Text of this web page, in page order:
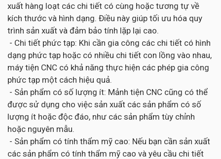
xuất hàng loạt các chi tiết có cùng hoặc tương tự về
kích thước và hình dạng. Điều này giúp tối ưu hóa quy
trình sản xuất và đảm bảo tính lặp lại cao.
- Chi tiết phức tạp: Khi cần gia công các chi tiết có hình
dạng phức tạp hoặc có nhiều chi tiết con lồng vào nhau,
máy tiện CNC có khả năng thực hiện các phép gia công
phức tạp một cách hiệu quả.
- Sản phẩm có số lượng ít: Mảnh tiện CNC cũng có thể
được sử dụng cho việc sản xuất các sản phẩm có số
lượng ít hoặc độc đáo, như các sản phẩm tùy chỉnh
hoặc nguyên mẫu.
- Sản phẩm có tính thẩm mỹ cao: Nếu bạn cần sản xuất
các sản phẩm có tính thẩm mỹ cao và yêu cầu chi tiết